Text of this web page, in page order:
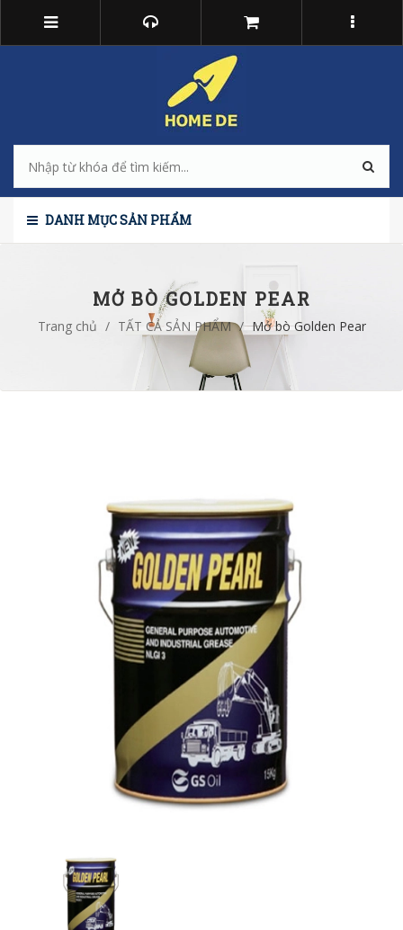
DANH MỤC SẢN PHẨM
MỞ BÒ GOLDEN PEAR
Trang chủ / TẤT CẢ SẢN PHẨM / Mở bò Golden Pear